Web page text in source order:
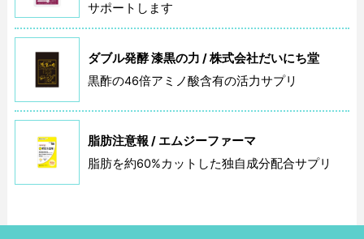
サポートします
ダブル発酵 漆黒の力 / 株式会社だいにち堂
黒酢の46倍アミノ酸含有の活力サプリ
脂肪注意報 / エムジーファーマ
脂肪を約60%カットした独自成分配合サプリ